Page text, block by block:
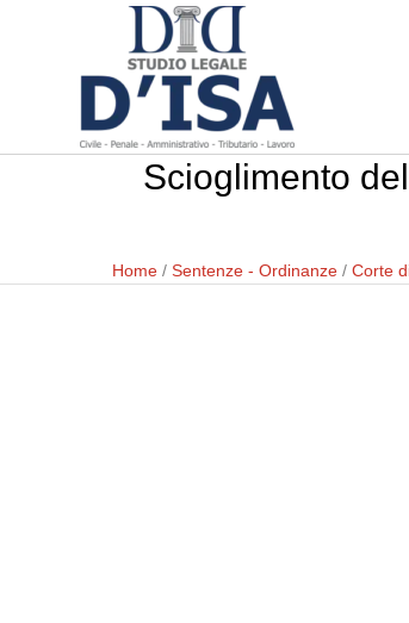
Scioglimento
Home / Sentenze - Ordinanze / Corte